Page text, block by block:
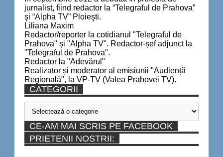
jurnalist, fiind redactor la “Telegraful de Prahova”
şi “Alpha TV” Ploieşti.
Liliana Maxim
Redactor/reporter la cotidianul "Telegraful de
Prahova" și "Alpha TV". Redactor-șef adjunct la
"Telegraful de Prahova".
Redactor la "Adevărul"
Realizator și moderator al emisiunii "Audiență
Regională", la VP-TV (Valea Prahovei TV).
CATEGORII
Categorii
CE-AM MAI SCRIS PE FACEBOOK
PRIETENII NOSTRII: